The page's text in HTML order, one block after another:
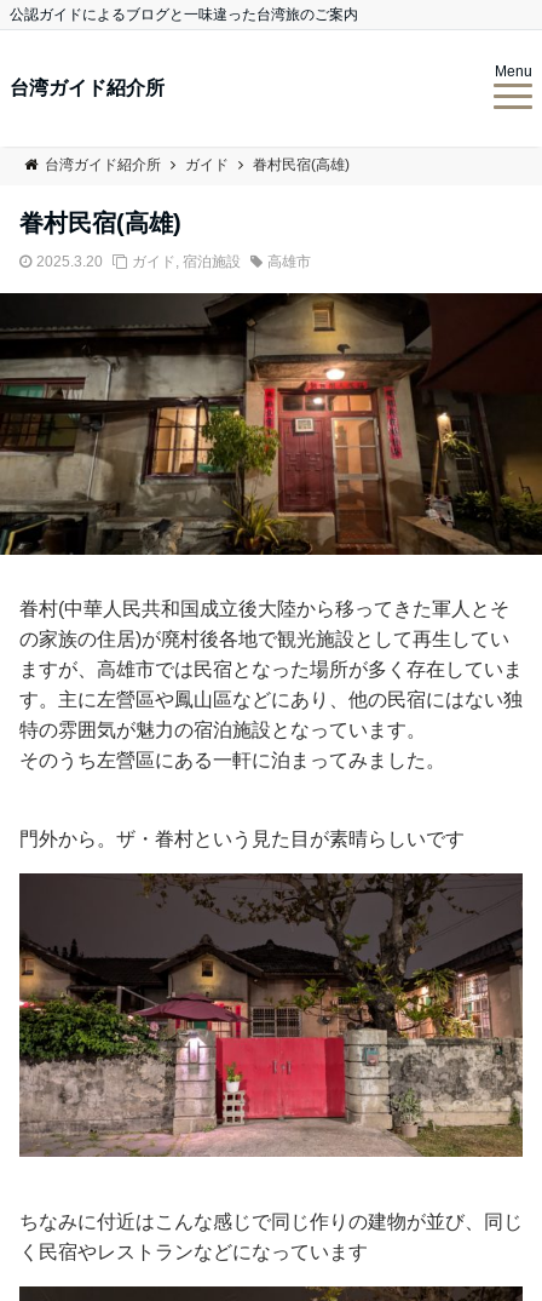
公認ガイドによるブログと一味違った台湾旅のご案内
台湾ガイド紹介所
Menu
台湾ガイド紹介所 ガイド 眷村民宿(高雄)
眷村民宿(高雄)
2025.3.20 ガイド , 宿泊施設 高雄市
眷村(中華人民共和国成立後大陸から移ってきた軍人とそ
の家族の住居)が廃村後各地で観光施設として再生してい
ますが、高雄市では民宿となった場所が多く存在していま
す。主に左營區や鳳山區などにあり、他の民宿にはない独
特の雰囲気が魅力の宿泊施設となっています。
そのうち左營區にある一軒に泊まってみました。
門外から。ザ・眷村という見た目が素晴らしいです
ちなみに付近はこんな感じで同じ作りの建物が並び、同じ
く民宿やレストランなどになっています